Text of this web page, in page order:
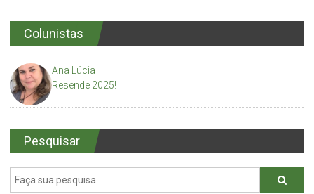
Colunistas
Ana Lúcia
Resende 2025!
Pesquisar